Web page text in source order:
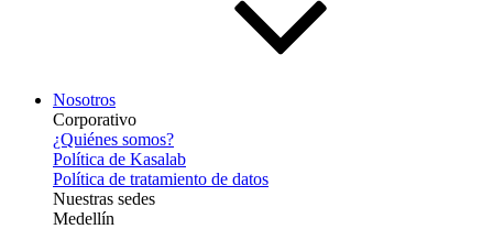
Nosotros
Corporativo
¿Quiénes somos?
Política de Kasalab
Política de tratamiento de datos
Nuestras sedes
Medellín